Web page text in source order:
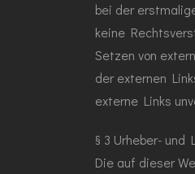
bei der
keine
Setzen von
der externen
externe Links
§ 3 Urheber-
Die auf dieser